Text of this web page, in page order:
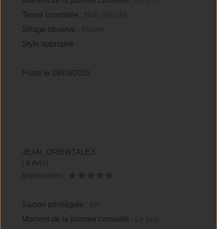
Tenue constatée : Non spécifié
Sillage observé : Moyen
Style approprié :
Posté le 29/09/2025
JEAN_ORIENTALEX
( 8 AVIS)
Impression :
Saison privilégiée : été
Moment de la journée conseillé :
Le jour